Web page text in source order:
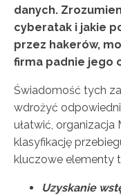
danych.
cyberatak i jakie
przez hakerów,
firma padnie jego
Świadomość tych
wdrożyć
ułatwić, organizacja
klasyfikację
kluczowe elementy
Uzyskanie